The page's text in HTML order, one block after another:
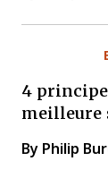
4
meilleure
By Philip